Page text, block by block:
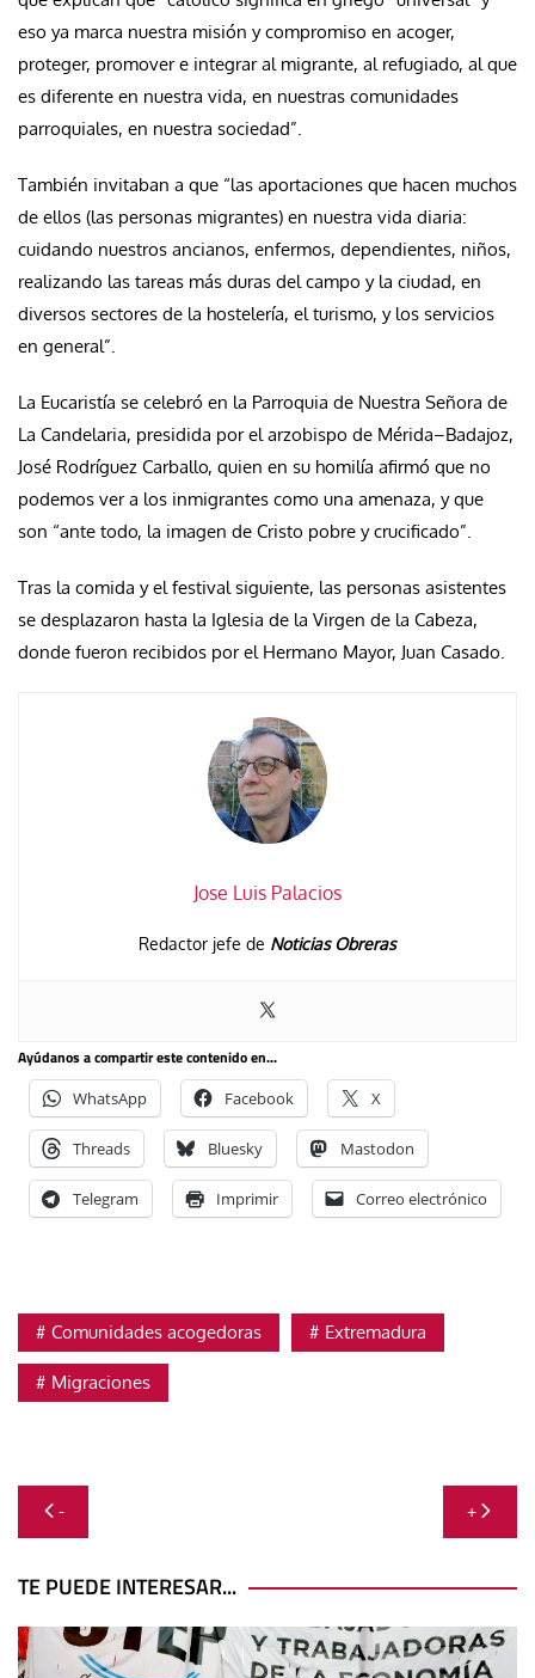
eso ya marca nuestra misión y compromiso en acoger,
proteger, promover e integrar al migrante, al refugiado, al que
es diferente en nuestra vida, en nuestras comunidades
parroquiales, en nuestra sociedad”.
También invitaban a que “las aportaciones que hacen muchos
de ellos (las personas migrantes) en nuestra vida diaria:
cuidando nuestros ancianos, enfermos, dependientes, niños,
realizando las tareas más duras del campo y la ciudad, en
diversos sectores de la hostelería, el turismo, y los servicios
en general”.
La Eucaristía se celebró en la Parroquia de Nuestra Señora de
La Candelaria, presidida por el arzobispo de Mérida–Badajoz,
José Rodríguez Carballo, quien en su homilía afirmó que no
podemos ver a los inmigrantes como una amenaza, y que
son “ante todo, la imagen de Cristo pobre y crucificado”.
Tras la comida y el festival siguiente, las personas asistentes
se desplazaron hasta la Iglesia de la Virgen de la Cabeza,
donde fueron recibidos por el Hermano Mayor, Juan Casado.
Jose Luis Palacios
Redactor jefe de Noticias Obreras
Ayúdanos a compartir este contenido en...
WhatsApp Facebook X
Threads Bluesky Mastodon
Telegram Imprimir Correo electrónico
Comunidades acogedoras Extremadura
Migraciones
Navegación
de
entradas
- +
TE PUEDE INTERESAR...